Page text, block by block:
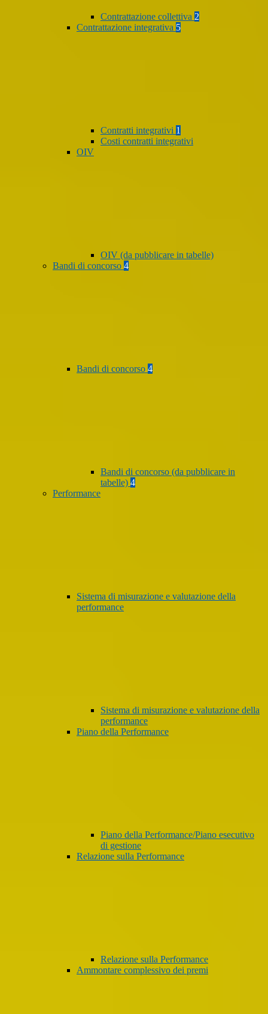
Contrattazione collettiva 2
Contrattazione integrativa 5
Contratti integrativi 1
Costi contratti integrativi
OIV
OIV (da pubblicare in tabelle)
Bandi di concorso 4
Bandi di concorso 4
Bandi di concorso (da pubblicare in
tabelle) 4
Performance
Sistema di misurazione e valutazione della
performance
Sistema di misurazione e valutazione della
performance
Piano della Performance
Piano della Performance/Piano esecutivo
di gestione
Relazione sulla Performance
Relazione sulla Performance
Ammontare complessivo dei premi